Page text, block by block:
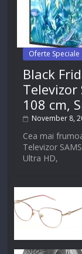
Oferte Speciale
Black
Televizor
108 cm,
November 8,
Cea mai
Televizor
Ultra HD,